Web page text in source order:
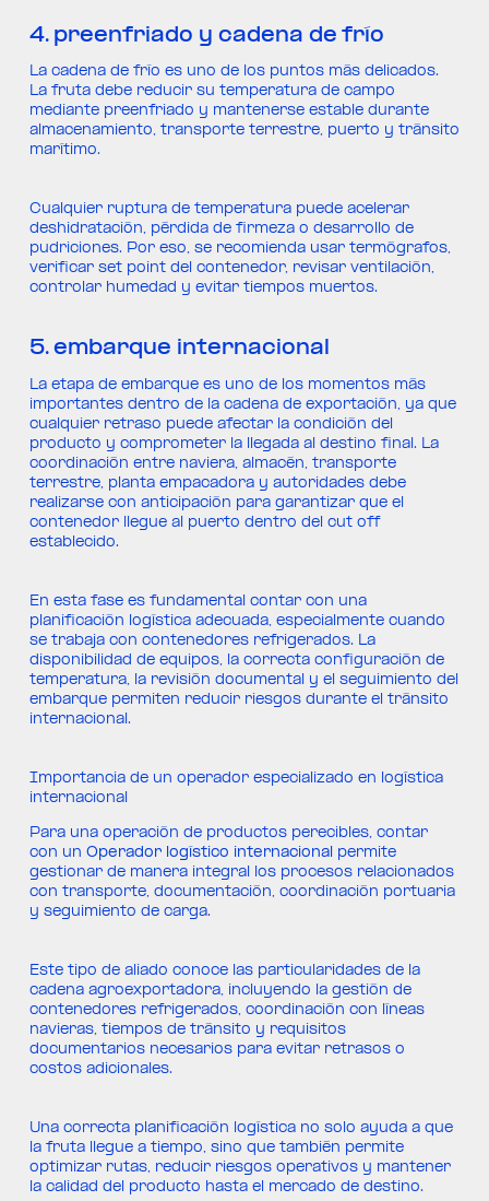
4. preenfriado y cadena de frío
La cadena de frío es uno de los puntos más delicados.
La fruta debe reducir su temperatura de campo
mediante preenfriado y mantenerse estable durante
almacenamiento, transporte terrestre, puerto y tránsito
marítimo.
Cualquier ruptura de temperatura puede acelerar
deshidratación, pérdida de firmeza o desarrollo de
pudriciones. Por eso, se recomienda usar termógrafos,
verificar set point del contenedor, revisar ventilación,
controlar humedad y evitar tiempos muertos.
5. embarque internacional
La etapa de embarque es uno de los momentos más
importantes dentro de la cadena de exportación, ya que
cualquier retraso puede afectar la condición del
producto y comprometer la llegada al destino final. La
coordinación entre naviera, almacén, transporte
terrestre, planta empacadora y autoridades debe
realizarse con anticipación para garantizar que el
contenedor llegue al puerto dentro del cut off
establecido.
En esta fase es fundamental contar con una
planificación logística adecuada, especialmente cuando
se trabaja con contenedores refrigerados. La
disponibilidad de equipos, la correcta configuración de
temperatura, la revisión documental y el seguimiento del
embarque permiten reducir riesgos durante el tránsito
internacional.
Importancia de un operador especializado en logística
internacional
Para una operación de productos perecibles, contar
con un Operador logístico internacional permite
gestionar de manera integral los procesos relacionados
con transporte, documentación, coordinación portuaria
y seguimiento de carga.
Este tipo de aliado conoce las particularidades de la
cadena agroexportadora, incluyendo la gestión de
contenedores refrigerados, coordinación con líneas
navieras, tiempos de tránsito y requisitos
documentarios necesarios para evitar retrasos o
costos adicionales.
Una correcta planificación logística no solo ayuda a que
la fruta llegue a tiempo, sino que también permite
optimizar rutas, reducir riesgos operativos y mantener
la calidad del producto hasta el mercado de destino.